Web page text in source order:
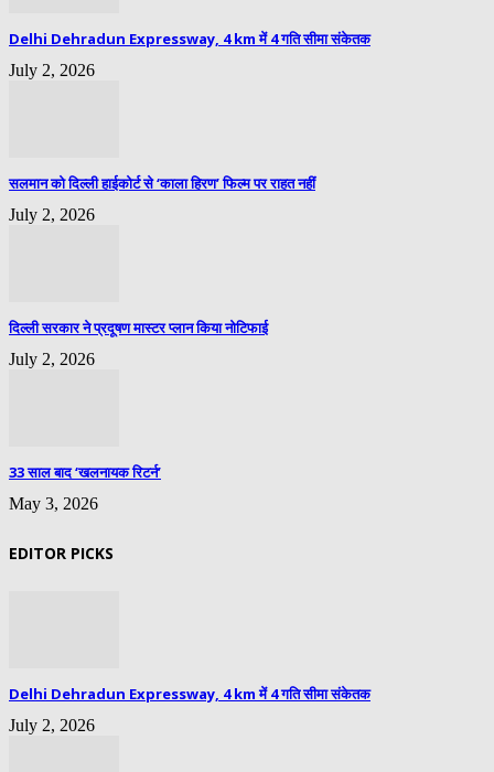
Delhi Dehradun Expressway, 4 km में 4 गति सीमा संकेतक
July 2, 2026
सलमान को दिल्ली हाईकोर्ट से ‘काला हिरण’ फिल्म पर राहत नहीं
July 2, 2026
दिल्ली सरकार ने प्रदूषण मास्टर प्लान किया नोटिफाई
July 2, 2026
33 साल बाद ‘खलनायक रिटर्न’
May 3, 2026
EDITOR PICKS
Delhi Dehradun Expressway, 4 km में 4 गति सीमा संकेतक
July 2, 2026